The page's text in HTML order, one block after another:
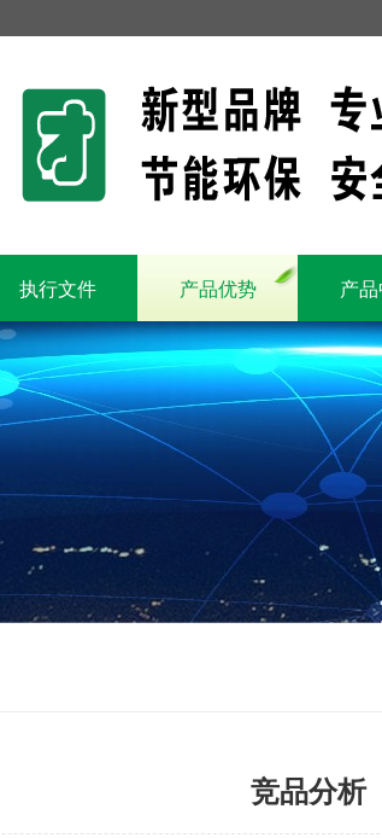
执行文件 产品优势 产
竞品分析